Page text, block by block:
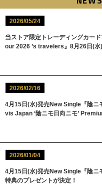
2026/05/24
当ストア限定トレーディングカー
our 2026 ’s travelers』8月26日(水)
2026/02/16
4月15日(水)発売New Single『陰ニ
vis Japan ‘陰ニモ日向ニモ’
2026/01/04
4月15日(水)発売New Single『陰ニ
特典のプレゼントが決定！